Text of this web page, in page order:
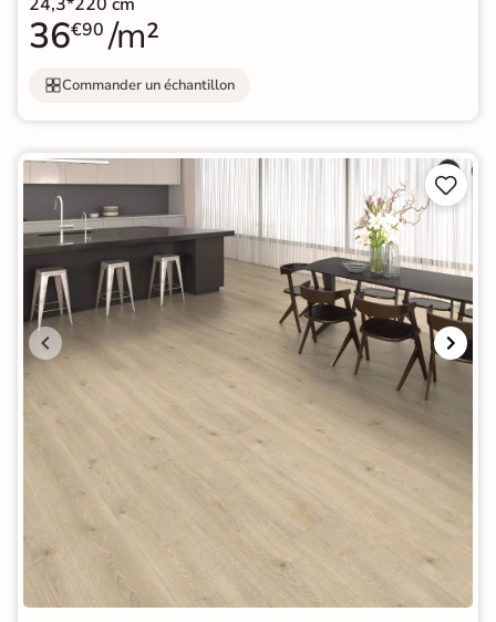
36€90 /m²
Commander un échantillon

